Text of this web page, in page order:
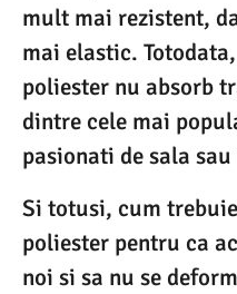
mult mai rezistent,
mai elastic.
poliester nu absorb
dintre cele mai
pasionati de sala
Si totusi, cum
poliester pentru ca
noi si sa nu se